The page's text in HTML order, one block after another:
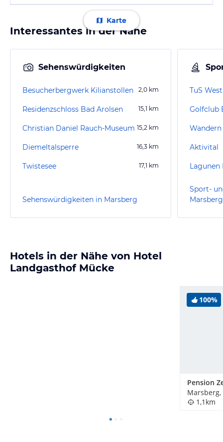
Karte
Interessantes in der Nähe
Sehenswürdigkeiten
Besucherbergwerk Kilianstollen 2,0 km
Residenzschloss Bad Arolsen 15,1 km
Christian Daniel Rauch-Museum 15,2 km
Diemeltalsperre 16,3 km
Twistesee 17,1 km
Sehenswürdigkeiten in Marsberg
TuS
Golfclub
Aktivital
Lagunen
Sport-
Marsberg
Hotels in der Nähe von Hotel
Landgasthof Mücke
100%
Pension
1,1km